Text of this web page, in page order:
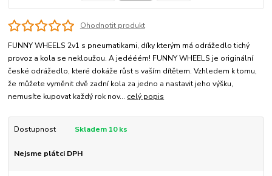
Ohodnotit produkt
FUNNY WHEELS 2v1 s pneumatikami, díky kterým má odrážedlo tichý
provoz a kola se nekloužou. A jedééém! FUNNY WHEELS je originální
české odrážedlo, které dokáže růst s vaším dítětem. Vzhledem k tomu,
že můžete vyměnit dvě zadní kola za jedno a nastavit jeho výšku,
nemusíte kupovat každý rok nov... celý popis
Dostupnost Skladem 10 ks
Nejsme plátci DPH